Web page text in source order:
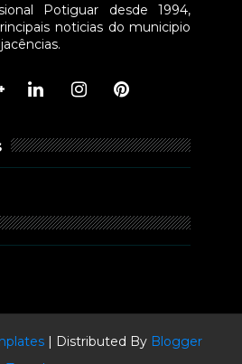
Potiguar desde 1994,
noticias do municipio
| Distributed By Blogger